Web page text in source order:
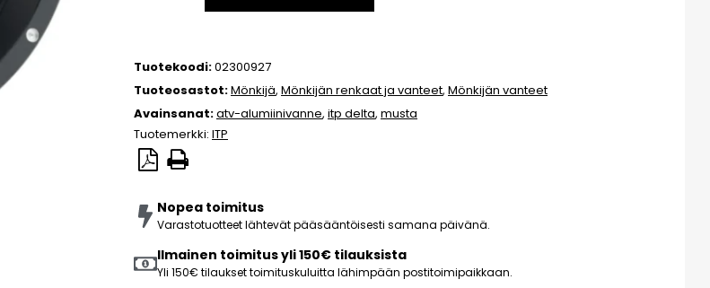
Tuotekoodi:02300927
Tuoteosastot:Mönkijä, Mönkijän renkaat ja vanteet, Mönkijän vanteet
Avainsanat:atv-alumiinivanne, itp delta, musta
Tuotemerkki: ITP
Nopea toimitus
Varastotuotteet lähtevät pääsääntöisesti samana päivänä.
Ilmainen toimitus yli 150€ tilauksista
Yli 150€ tilaukset toimituskuluitta lähimpään postitoimipaikkaan.